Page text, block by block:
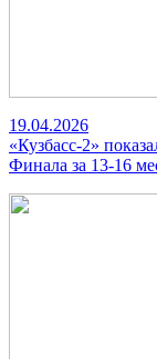
19.04.2026
«Кузбасс-2»
Финала за 13-16